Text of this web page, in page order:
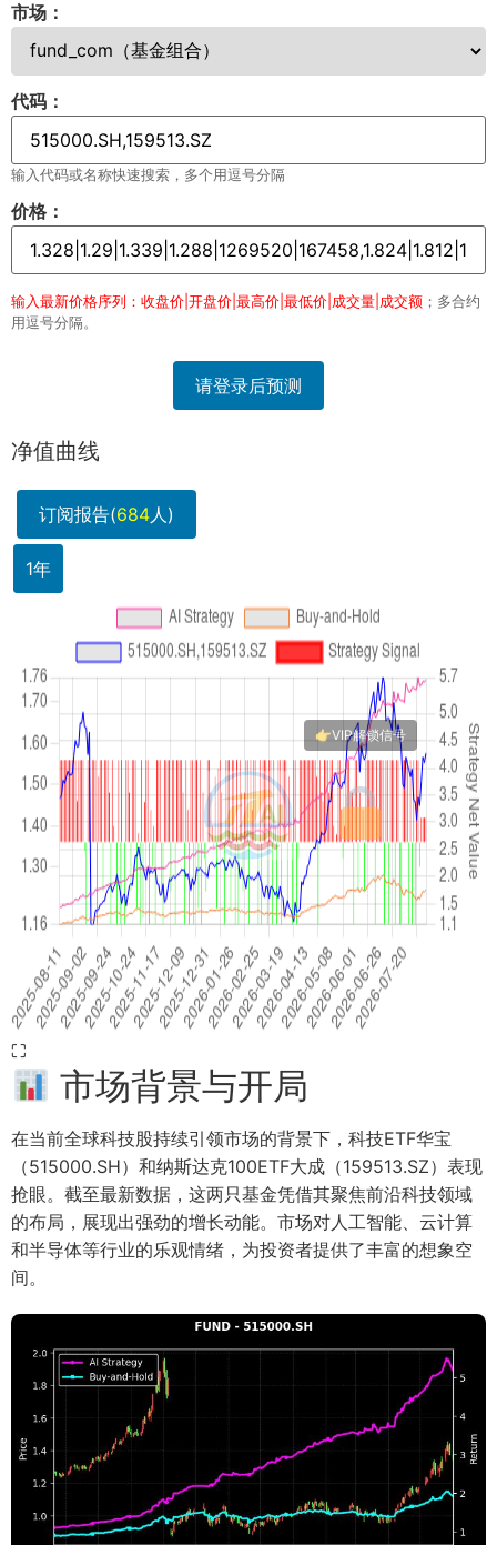
市场：
代码：
输入代码或名称快速搜索，多个用逗号分隔
价格：
输入最新价格序列：收盘价|开盘价|最高价|最低价|成交量|成交额 ；多合约
用逗号分隔。
请登录后预测
净值曲线
订阅报告(684人)
1年
⛶
市场背景与开局
在当前全球科技股持续引领市场的背景下，科技ETF华宝
（515000.SH）和纳斯达克100ETF大成（159513.SZ）表现
抢眼。截至最新数据，这两只基金凭借其聚焦前沿科技领域
的布局，展现出强劲的增长动能。市场对人工智能、云计算
和半导体等行业的乐观情绪，为投资者提供了丰富的想象空
间。